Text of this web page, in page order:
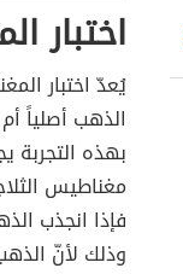
اختبار
يُعدّ اختبار
الذهب أصلياً
بهذه
مغناطيس
فإذا انجذب
وذلك لأنّ